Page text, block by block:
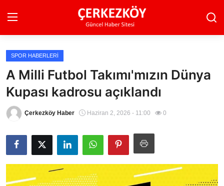
Ana Sayfa
Son Dakika
Ekonomi Haberleri
Magazin Haberleri
Spor Haberleri
SPOR HABERLERI
A Milli Futbol Takımı'mızın Dünya
Kupası kadrosu açıklandı
Çerkezköy Haber Haziran 2, 2026 - 11:00 0